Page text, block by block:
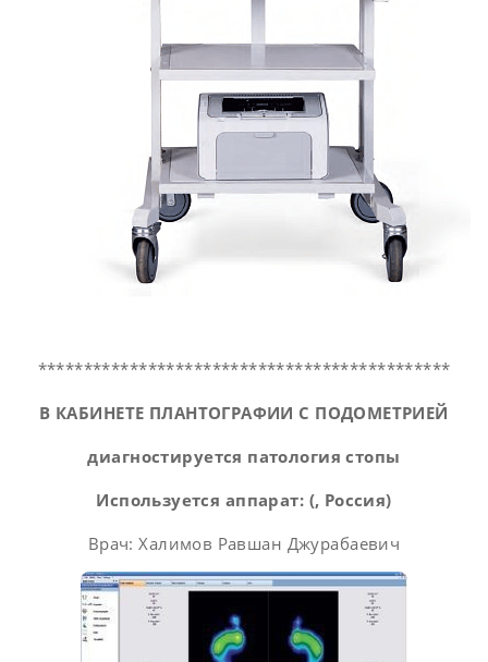
*********************************************
В КАБИНЕТЕ ПЛАНТОГРАФИИ С ПОДОМЕТРИЕЙ
диагностируется патология стопы
Используется аппарат: (, Россия)
Врач: Халимов Равшан Джурабаевич